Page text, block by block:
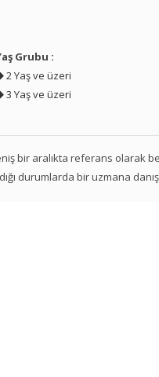
Grubu :
2 Yaş ve üzeri
3 Yaş ve üzeri
bir aralıkta referans olarak
durumlarda bir uzmana